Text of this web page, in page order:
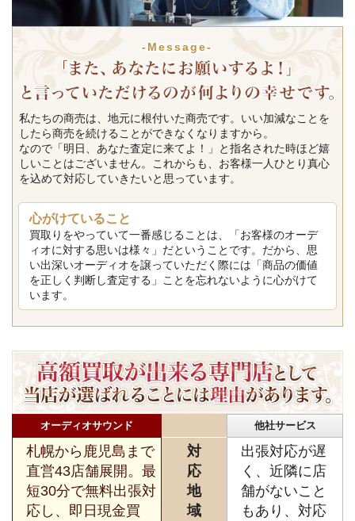
-Message-
私たちの商売は、地元に根付いた商売です。いい加減なことを
したら商売を続けることができなくなりますから。
なので「明日、あなた査定に来てよ！」と指名された時ほど嬉
しいことはございません。これからも、お客様一人ひとり真心
を込めて対応していきたいと思っています。
心がけていること
買取りをやっていて一番感じることは、「お客様のオーデ
ィオに対する思いは様々」だということです。だから、思
い出深いオーディオを譲っていただく際には「商品の価値
を正しく判断し査定する」ことを忘れないように心がけて
います。
オーディオサウンド 他社サービス
札幌から鹿児島まで
直営43店舗展開。最
短30分で無料出張対
応し、即日現金買
対
応
地
域
出張対応が遅
く、近隣に店
舗がないこと
もあり、対応